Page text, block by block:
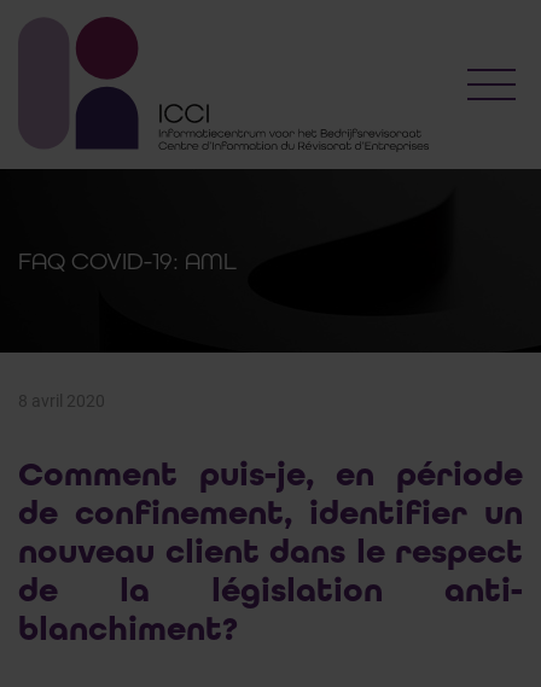
FAQ COVID-19: AML
8 avril 2020
Comment puis-je, en période
de confinement, identifier un
nouveau client dans le respect
de la législation anti-
blanchiment?